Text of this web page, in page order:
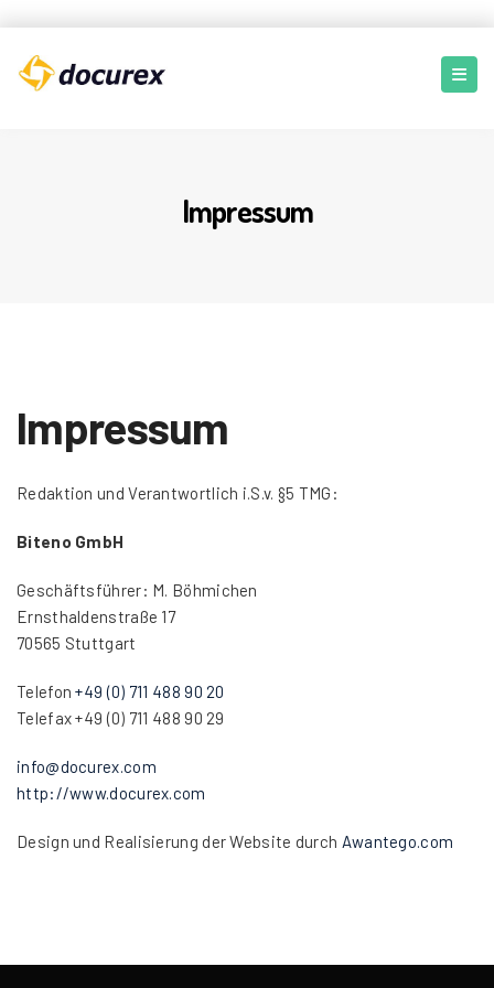
Impressum
Impressum
Redaktion und Verantwortlich i.S.v. §5 TMG:
Biteno GmbH
Geschäftsführer: M. Böhmichen
Ernsthaldenstraße 17
70565 Stuttgart
Telefon+49 (0) 711 488 90 20
Telefax +49 (0) 711 488 90 29
info@docurex.com
http://www.docurex.com
Design und Realisierung der Website durch Awantego.com